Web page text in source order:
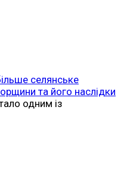
селянське
та його наслідки
одним із